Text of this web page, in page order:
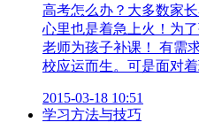
高考怎么办？大多数家
心里也是着急上火！为
老师为孩子补课！ 有需
校应运而生。可是面对
2015-03-18 10:51
学习方法与技巧